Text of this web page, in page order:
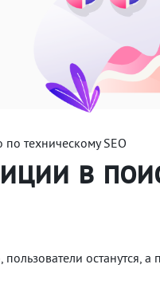
техническому SEO
в
останутся,